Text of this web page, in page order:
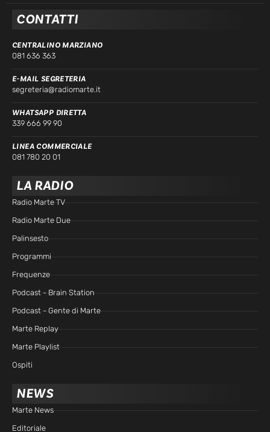
CONTATTI
CENTRALINO MARZIANO
081 636 363
E-MAIL SEGRETERIA
segreteria@radiomarte.it
WHATSAPP DIRETTA
339 666 99 90
LINEA COMMERCIALE
081 780 20 01
LA RADIO
Radio Marte TV
Radio Marte Due
Palinsesto
Programmi
Frequenze
Podcast - Brain Station
Podcast - Gente di Marte
Marte Replay
Marte Playlist
Ospiti
NEWS
Marte News
Editoriale